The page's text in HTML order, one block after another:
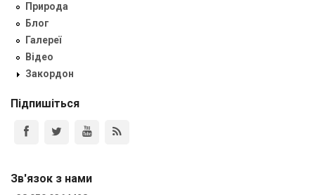
Природа
Блог
Галереї
Відео
Закордон
Підпишіться
Зв'язок з нами